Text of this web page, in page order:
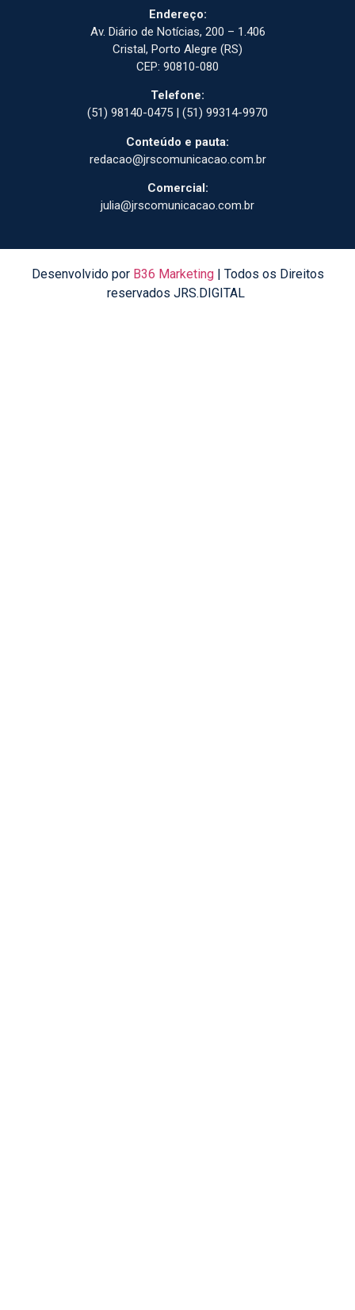
Endereço:
Av. Diário de Notícias, 200 – 1.406
Cristal, Porto Alegre (RS)
CEP: 90810-080
Telefone:
(51) 98140-0475 | (51) 99314-9970
Conteúdo e pauta:
redacao@jrscomunicacao.com.br
Comercial:
julia@jrscomunicacao.com.br
Desenvolvido por B36 Marketing| Todos os Direitos
reservados JRS.DIGITAL